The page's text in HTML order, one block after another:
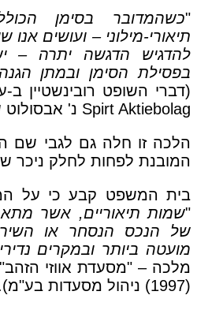
"כשהמדובר בסימן
תיאורי-מילוני – ועושים אנו
להדגיש הדגשה יתרה –
בפסילת הסימן ובמתן
Spirt Aktiebolag נ' אבסולוט שוז בע"מ)
הלכה זו חלה גם לגבי שם
המובנת לפחות לחלק ניכר
בית המשפט קבע כי על
"שמות תיאוריים, אשר
של הנכס הנסחר או
מועטה ביותר ובמקרים
מלכה – "מסעדת אווזי הזהב"
(1997) ניהול מסעדות בע"מ).